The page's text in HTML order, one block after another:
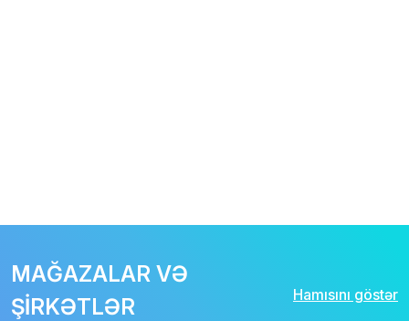
MAĞAZALAR VƏ
ŞİRKƏTLƏR
Hamısını göstər